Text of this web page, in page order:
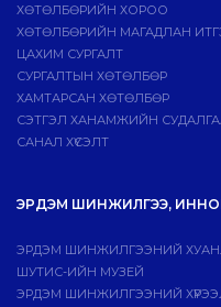
ХӨТӨЛБӨРИЙН ХОРОО
ХӨТӨЛБӨРИЙН МАГАДЛАН
ЦАХИМ СУРГАЛТ
СУРГАЛТЫН ХӨТӨЛБӨР
ХАМТАРСАН ХӨТӨЛБӨР
СЭТГЭЛ ХАНАМЖИЙН
САНАЛ ХҮСЭЛТ
ЭРДЭМ ШИНЖИЛГЭЭ,
ЭРДЭМ ШИНЖИЛГЭЭНИЙ
ШУТИС-ИЙН МУЗЕЙ
ЭРДЭМ ШИНЖИЛГЭЭНИЙ